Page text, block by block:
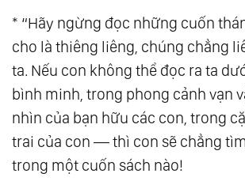
Trở Về Nhất Nguyên - Chạm
Bằng
38.
Đại Đồng Thánh Đức
39.Phương Pháp Chuyển Hóa
40.Đạo Của Tự Nhiên
41.Hành Trang Bước Vào Kỷ
42.Tự Do Ý Chí
* “Hãy ngừng đọc những cuốn
cho là thiêng liêng, chúng chẳng
ta. Nếu con không thể đọc ra ta
bình minh, trong phong cảnh vạn
nhìn của bạn hữu các con, trong
trai của con — thì con sẽ chẳng
trong một cuốn sách nào!